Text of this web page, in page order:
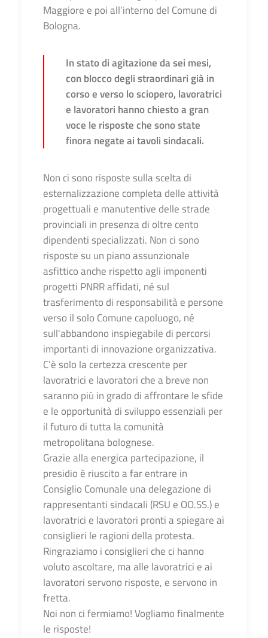
Maggiore e poi all’interno del Comune di
Bologna.
In stato di agitazione da sei mesi,
con blocco degli straordinari già in
corso e verso lo sciopero, lavoratrici
e lavoratori hanno chiesto a gran
voce le risposte che sono state
finora negate ai tavoli sindacali.
Non ci sono risposte sulla scelta di
esternalizzazione completa delle attività
progettuali e manutentive delle strade
provinciali in presenza di oltre cento
dipendenti specializzati. Non ci sono
risposte su un piano assunzionale
asfittico anche rispetto agli imponenti
progetti PNRR affidati, né sul
trasferimento di responsabilità e persone
verso il solo Comune capoluogo, né
sull'abbandono inspiegabile di percorsi
importanti di innovazione organizzativa.
C’è solo la certezza crescente per
lavoratrici e lavoratori che a breve non
saranno più in grado di affrontare le sfide
e le opportunità di sviluppo essenziali per
il futuro di tutta la comunità
metropolitana bolognese.
Grazie alla energica partecipazione, il
presidio è riuscito a far entrare in
Consiglio Comunale una delegazione di
rappresentanti sindacali (RSU e OO.SS.) e
lavoratrici e lavoratori pronti a spiegare ai
consiglieri le ragioni della protesta.
Ringraziamo i consiglieri che ci hanno
voluto ascoltare, ma alle lavoratrici e ai
lavoratori servono risposte, e servono in
fretta.
Noi non ci fermiamo! Vogliamo finalmente
le risposte!